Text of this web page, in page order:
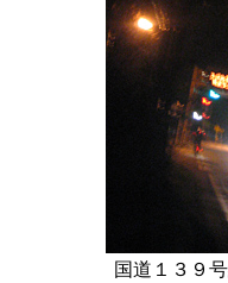
国道１３９